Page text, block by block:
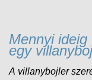
Mennyi ideig
egy
A villanybojler